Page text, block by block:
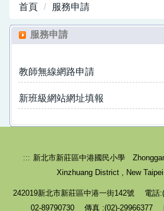
週年紀念專刊
首頁 服務申請
服務申請
教師無線網路申請
新班級網站網址填報
::: 新北市新莊區中港國民小學
Xinzhuang District , New Taipei
242019新北市新莊區中港一街142號 電話
02-89790730 傳真 :(02)-29966377